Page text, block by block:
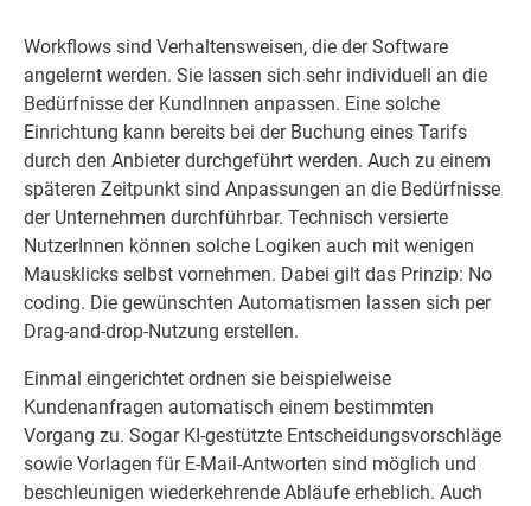
Workflows sind Verhaltensweisen, die der Software
angelernt werden. Sie lassen sich sehr individuell an die
Bedürfnisse der KundInnen anpassen. Eine solche
Einrichtung kann bereits bei der Buchung eines Tarifs
durch den Anbieter durchgeführt werden. Auch zu einem
späteren Zeitpunkt sind Anpassungen an die Bedürfnisse
der Unternehmen durchführbar. Technisch versierte
NutzerInnen können solche Logiken auch mit wenigen
Mausklicks selbst vornehmen. Dabei gilt das Prinzip: No
coding. Die gewünschten Automatismen lassen sich per
Drag-and-drop-Nutzung erstellen.
Einmal eingerichtet ordnen sie beispielweise
Kundenanfragen automatisch einem bestimmten
Vorgang zu. Sogar KI-gestützte Entscheidungsvorschläge
sowie Vorlagen für E-Mail-Antworten sind möglich und
beschleunigen wiederkehrende Abläufe erheblich. Auch